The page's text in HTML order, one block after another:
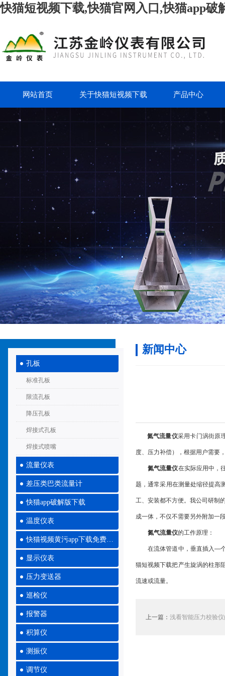
快猫短视频下载,快猫官网入口,快猫app
网站首页 关于快猫短视频下载 产品中心
孔板
标准孔板
限流孔板
降压孔板
焊接式孔板
焊接式喷嘴
流量仪表
差压类巴类流量计
快猫app破解版下载
温度仪表
快猫视频黄污app下载免费大全
显示仪表
压力变送器
巡检仪
报警器
积算仪
测振仪
调节仪
新闻中心
氮气流量仪采用卡门涡街原理
度、压力补偿），根据用户需
氮气流量仪在实际应用中
题，通常采用在测量处缩径提高
工、安装都不方便。我公司
成一体，不仅不需要另外附加一段
氮气流量仪的工作原理：
在流体管道中，垂直插入—个
猫短视频下载把产生旋涡的柱形阻
流速或流量。
上一篇： 浅看智能压力校验仪